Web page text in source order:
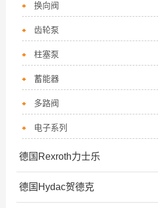
换向阀
齿轮泵
柱塞泵
蓄能器
多路阀
电子系列
德国Rexroth力士乐
德国Hydac贺德克